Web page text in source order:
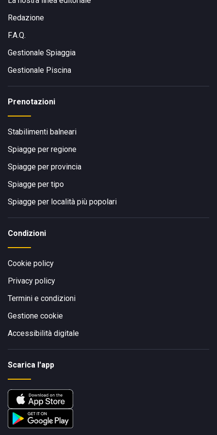
Redazione
F.A.Q.
Gestionale Spiaggia
Gestionale Piscina
Prenotazioni
Stabilimenti balneari
Spiagge per regione
Spiagge per provincia
Spiagge per tipo
Spiagge per località più popolari
Condizioni
Cookie policy
Privacy policy
Termini e condizioni
Gestione cookie
Accessibilità digitale
Scarica l'app